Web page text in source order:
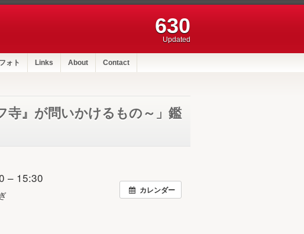
630
Updated
ォト Links About Contact
寺』が問いかけるもの～」鑑
カレンダー
– 15:30